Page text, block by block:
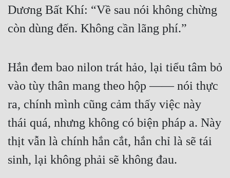
Vô Sỉ
Điềm Đạm
Dương Bất Khí: “Về sau nói không chừng
còn dùng đến. Không cần lãng phí.”
Hắn đem bao nilon trát hảo, lại tiểu tâm bỏ
vào tùy thân mang theo hộp —— nói thực
ra, chính mình cũng cảm thấy việc này
thái quá, nhưng không có biện pháp a. Này
thịt vẫn là chính hắn cắt, hắn chỉ là sẽ tái
sinh, lại không phải sẽ không đau.